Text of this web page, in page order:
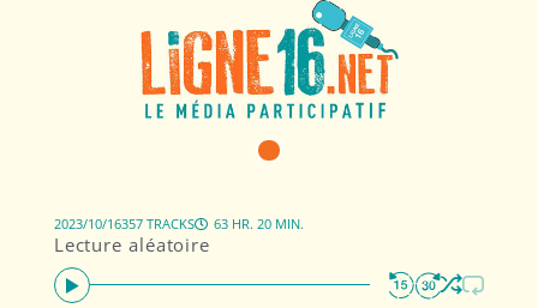
Lecture aléatoire
2023/10/16357 TRACKS 63 HR. 20 MIN.